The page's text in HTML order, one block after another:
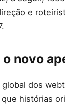
e
o novo
global dos
histórias